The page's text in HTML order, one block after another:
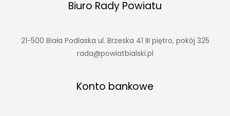
Biuro Rady Powiatu
21-500 Biała Podlaska ul. Brzeska 41 III piętro, pokój 325
rada@powiatbialski.pl
Konto bankowe